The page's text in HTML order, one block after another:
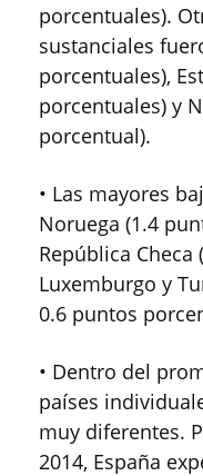
porcentuales).
sustanciales
porcentuales),
porcentuales) y
porcentual).
• Las mayores
Noruega (1.4
República
Luxemburgo y
0.6 puntos
• Dentro del
países
muy diferentes.
2014, España